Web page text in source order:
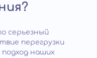
серьезный
перегрузки
наших